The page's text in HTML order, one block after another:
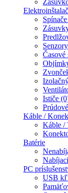
Časové
Ističe
Káble /
Káble /
Batérie
PC
USB